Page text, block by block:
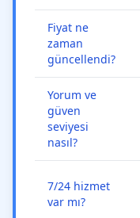
Fiyat ne
zaman
güncellendi?
Yorum ve
güven
seviyesi
nasıl?
7/24 hizmet
var mı?